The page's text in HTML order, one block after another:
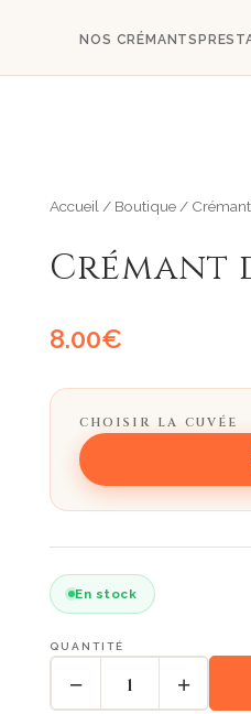
NOS CRÉMANTS
Accueil / Boutique /
Crémant
8.00€
CHOISIR LA CUVÉE
En stock
QUANTITÉ
− +